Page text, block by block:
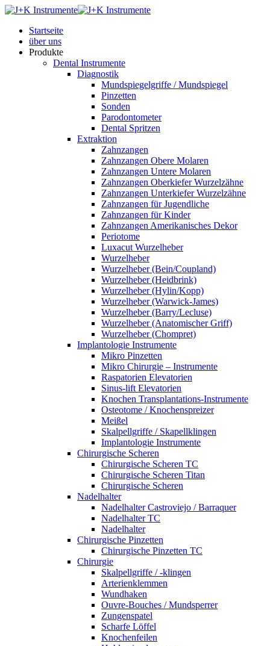
Startseite
über uns
Produkte
Dental Instrumente
Diagnostik
Mundspiegelgriffe / Mundspiegel
Pinzetten
Sonden
Parodontometer
Dental Spritzen
Extraktion
Zahnzangen
Zahnzangen Obere Molaren
Zahnzangen Untere Molaren
Zahnzangen Oberkiefer Wurzelzähne
Zahnzangen Unterkiefer Wurzelzähne
Zahnzangen für Jugendliche
Zahnzangen für Kinder
Zahnzangen Amerikanisches Dekor
Periotome
Luxacut Wurzelheber
Wurzelheber
Wurzelheber (Bein/Coupland)
Wurzelheber (Heidbrink)
Wurzelheber (Hylin/Kopp)
Wurzelheber (Warwick-James)
Wurzelheber (Barry/Lecluse)
Wurzelheber (Anatomischer Griff)
Wurzelheber (Chompret)
Implantologie Instrumente
Mikro Pinzetten
Mikro Chirurgie – Instrumente
Raspatorien Elevatorien
Sinus-lift Elevatorien
Knochen Transplantations-Instrumente
Osteotome / Knochenspreizer
Meißel
Skalpellgriffe / Skapellklingen
Implantologie Instrumente
Chirurgische Scheren
Chirurgische Scheren TC
Chirurgische Scheren Titan
Chirurgische Scheren
Nadelhalter
Nadelhalter Castroviejo / Barraquer
Nadelhalter TC
Nadelhalter
Chirurgische Pinzetten
Chirurgische Pinzetten TC
Chirurgie
Skalpellgriffe / -klingen
Arterienklemmen
Wundhaken
Ouvre-Bouches / Mundsperrer
Zungenspatel
Scharfe Löffel
Knochenfeilen